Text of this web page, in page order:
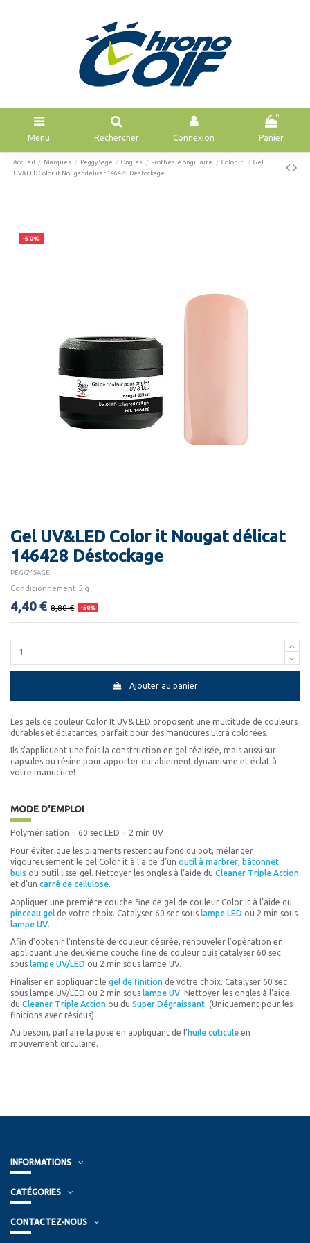
Menu Rechercher Connexion
0
Panier
Accueil Marques Peggy Sage Ongles Prothésie ongulaire Color it!
Gel
UV&LED Color it Nougat délicat 146428 Déstockage
-50%
Gel UV&LED Color it Nougat délicat
146428 Déstockage
PEGGY SAGE
Conditionnement 5 g
4,40 € 8,80 € -50%
Ajouter au panier
Les gels de couleur Color It UV& LED proposent une multitude de couleurs
durables et éclatantes, parfait pour des manucures ultra colorées.
Ils s'appliquent une fois la construction en gel réalisée, mais aussi sur
capsules ou résine pour apporter durablement dynamisme et éclat à
votre manucure!
MODE D'EMPLOI
Polymérisation = 60 sec LED = 2 min UV
Pour éviter que les pigments restent au fond du pot, mélanger
vigoureusement le gel Color it à l’aide d’un outil à marbrer, bâtonnet
buis ou outil lisse-gel. Nettoyer les ongles à l’aide du Cleaner Triple Action
et d’un carré de cellulose.
Appliquer une première couche fine de gel de couleur Color It à l’aide du
pinceau gel de votre choix. Catalyser 60 sec sous lampe LED ou 2 min sous
lampe UV
Afin d’obtenir l’intensité de couleur désirée, renouveler l’opération en
appliquant une deuxième couche fine de couleur puis catalyser 60 sec
sous lampe UV/LED ou 2 min sous lampe UV.
Finaliser en appliquant le gel de finition de votre choix. Catalyser 60 sec
sous lampe UV/LED ou 2 min sous lampe UV. Nettoyer les ongles à l’aide
du Cleaner Triple Action ou du Super Dégraissant. (Uniquement pour les
finitions avec résidus)
Au besoin, parfaire la pose en appliquant de l’ huile cuticule en
mouvement circulaire.
INFORMATIONS
CATÉGORIES
CONTACTEZ-NOUS